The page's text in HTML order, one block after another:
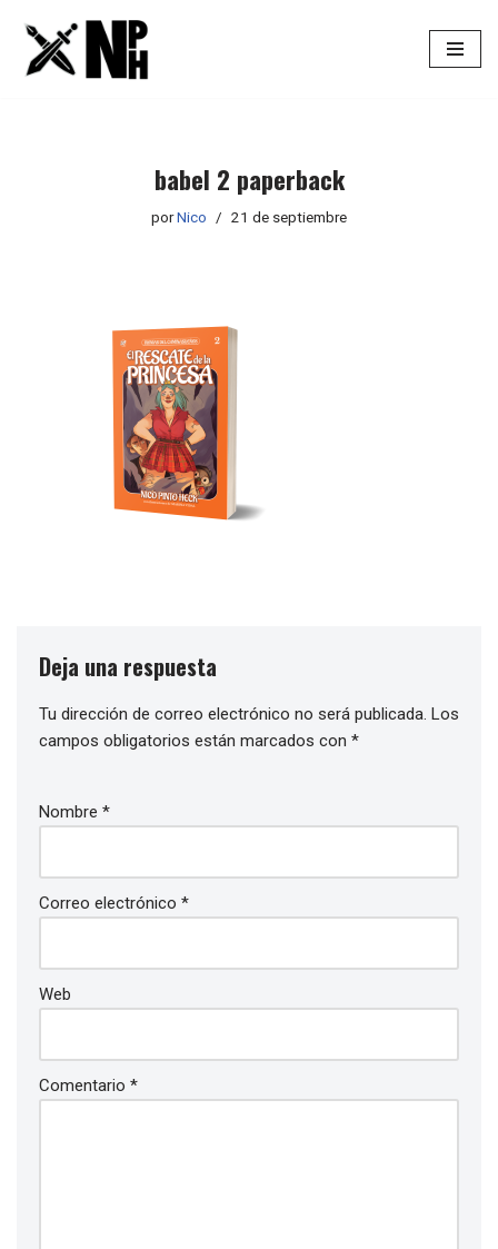
Saltar
babel 2 paperback
porNico 21 de septiembre
Deja una respuesta
Tu dirección de correo electrónico no será publicada. Los
campos obligatorios están marcados con *
Nombre *
Correo electrónico *
Web
Comentario *